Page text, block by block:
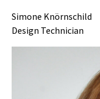
Simone Knörnschild
Design Technician